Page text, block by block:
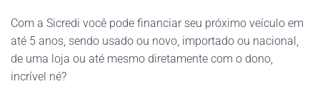
Com a Sicredi você pode financiar seu próximo veículo em
até 5 anos, sendo usado ou novo, importado ou nacional,
de uma loja ou até mesmo diretamente com o dono,
incrível né?